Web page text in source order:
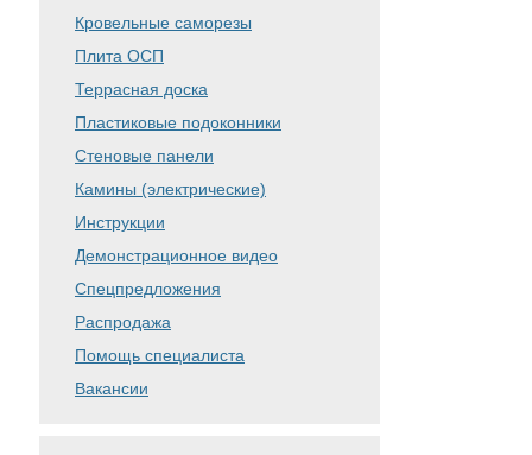
Кровельные саморезы
Плита ОСП
Террасная доска
Пластиковые подоконники
Стеновые панели
Камины (электрические)
Инструкции
Демонстрационное видео
Спецпредложения
Распродажа
Помощь специалиста
Вакансии